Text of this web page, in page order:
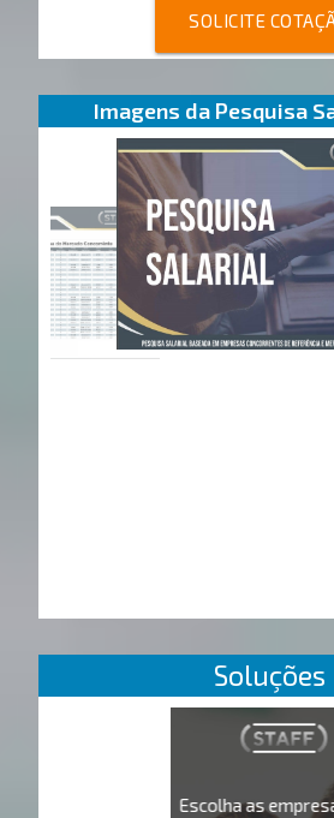
SOLICITE
Imagens da Pesquisa
Soluções
Escolha as